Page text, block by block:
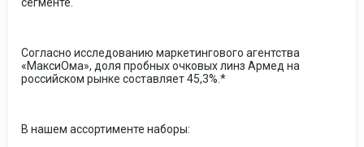
Согласно исследованию маркетингового агентства
«МаксиОма», доля пробных очковых линз Армед на
российском рынке составляет 45,3%.*
В нашем ассортименте наборы: